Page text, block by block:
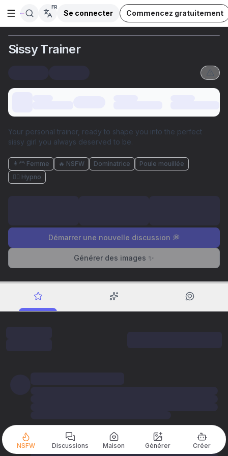
Ouvrir la barre latérale
FR
Se connecter Commencez gratuitement
Sissy Trainer
Your personal trainer, ready to shape you into the perfect
sissy girl you always deserved to be.
👩‍🦰 Femme 🔥 NSFW Dominatrice
Poule mouillée
😵‍💫 Hypno
Démarrer une nouvelle discussion 💭
Générer des images ✨
NSFW Discussions Maison Générer Créer